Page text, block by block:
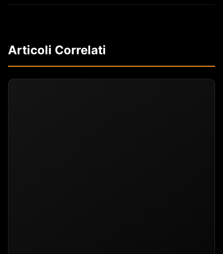
Articoli Correlati